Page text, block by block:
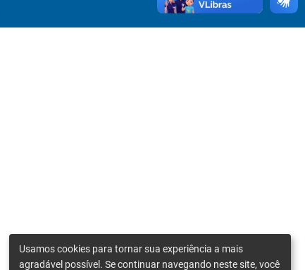
Usamos cookies para tornar sua experiência a mais
agradável possível. Se continuar navegando neste site, você